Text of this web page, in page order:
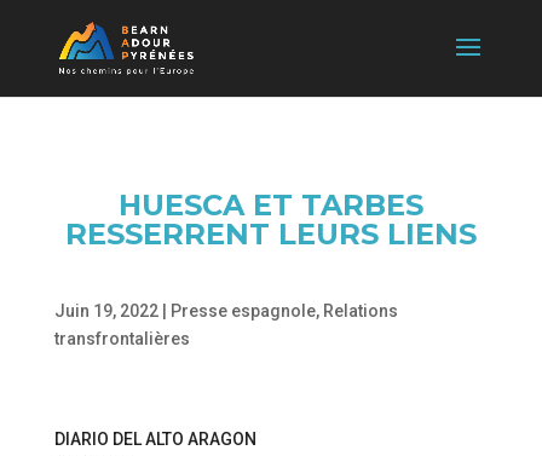
HUESCA ET TARBES
RESSERRENT LEURS LIENS
Juin 19, 2022| Presse espagnole, Relations
transfrontalières
DIARIO DEL ALTO ARAGON